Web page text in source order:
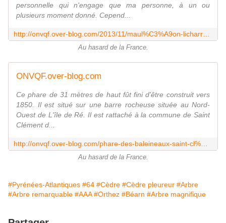
personnelle qui n'engage que ma personne, à un ou
plusieurs moment donné. Cepend...
Au hasard de la France.
ONVQF.over-blog.com
Ce phare de 31 mètres de haut fût fini d'être construit vers
1850. Il est situé sur une barre rocheuse située au Nord-
Ouest de L'île de Ré. Il est rattaché à la commune de Saint
Clément d...
Au hasard de la France.
#Pyrénées-Atlantiques #64 #Cèdre #Cèdre pleureur #Arbre
#Arbre remarquable #AAA #Orthez #Béarn #Arbre magnifique